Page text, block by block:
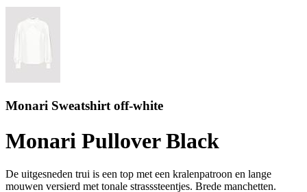
Monari Sweatshirt off-white
Monari Pullover Black
De uitgesneden trui is een top met een kralenpatroon en lange
mouwen versierd met tonale strasssteentjes. Brede manchetten.